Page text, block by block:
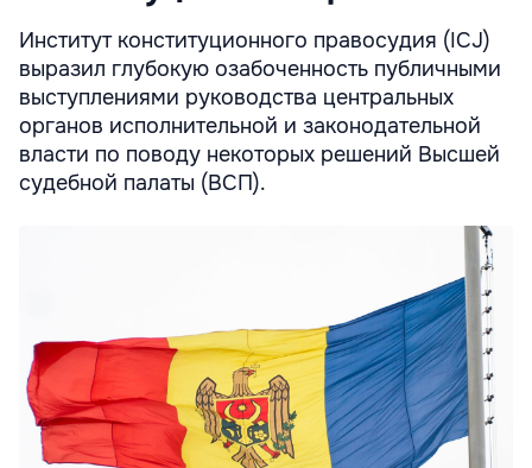
Институт конституционного правосудия (ICJ)
выразил глубокую озабоченность публичными
выступлениями руководства центральных
органов исполнительной и законодательной
власти по поводу некоторых решений Высшей
судебной палаты (ВСП).